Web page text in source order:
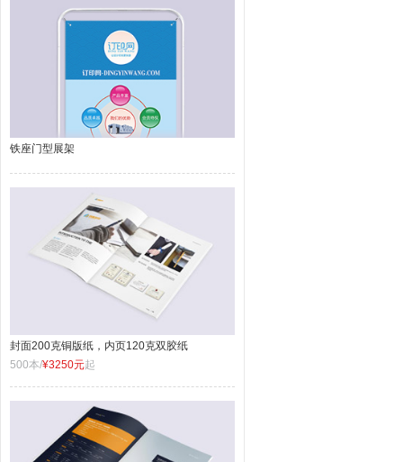
铁座门型展架
封面200克铜版纸，内页120克双胶纸
500本/¥3250元起